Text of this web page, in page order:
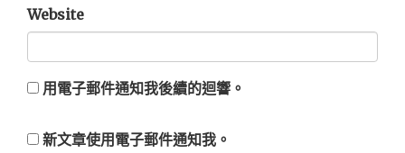
Website
用電子郵件通知我後續的迴響。
新文章使用電子郵件通知我。